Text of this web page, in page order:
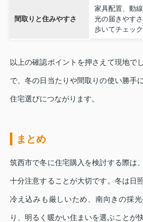
間取りと住みやすさ
家具配置、動線
光の届きやす
歩いてチェック
以上の確認ポイントを押さえて現地で
で、冬の日当たりや間取りの使い勝手
住宅選びにつながります。
まとめ
筑西市で冬に住宅購入を検討する際は
十分注意することが大切です。冬は日
冷え込みも厳しいため、南向きの採
り、明るく暖かい住まいを選ぶことが